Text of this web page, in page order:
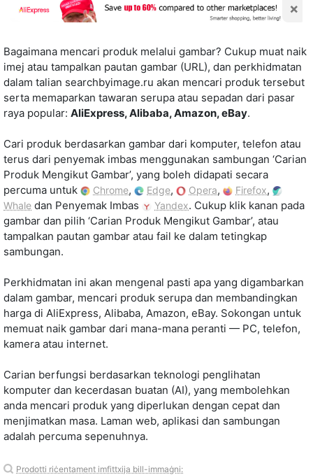
×
Bagaimana mencari produk melalui gambar? Cukup muat naik
imej atau tampalkan pautan gambar (URL), dan perkhidmatan
dalam talian searchbyimage.ru akan mencari produk tersebut
serta memaparkan tawaran serupa atau sepadan dari pasar
raya popular: AliExpress, Alibaba, Amazon, eBay.
Cari produk berdasarkan gambar dari komputer, telefon atau
terus dari penyemak imbas menggunakan sambungan ‘Carian
Produk Mengikut Gambar’, yang boleh didapati secara
percuma untuk
Chrome, Edge, Opera, Firefox,
Whale dan Penyemak Imbas Yandex. Cukup klik kanan pada
gambar dan pilih ‘Carian Produk Mengikut Gambar’, atau
tampalkan pautan gambar atau fail ke dalam tetingkap
sambungan.
Perkhidmatan ini akan mengenal pasti apa yang digambarkan
dalam gambar, mencari produk serupa dan membandingkan
harga di AliExpress, Alibaba, Amazon, eBay. Sokongan untuk
memuat naik gambar dari mana-mana peranti — PC, telefon,
kamera atau internet.
Carian berfungsi berdasarkan teknologi penglihatan
komputer dan kecerdasan buatan (AI), yang membolehkan
anda mencari produk yang diperlukan dengan cepat dan
menjimatkan masa. Laman web, aplikasi dan sambungan
adalah percuma sepenuhnya.
Prodotti riċentament imfittxija bill-immaġni: